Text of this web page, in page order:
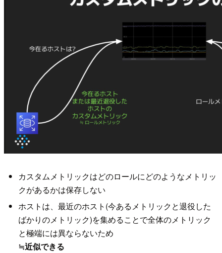
カスタムメトリックはどのロールにどのようなメトリッ
クがあるかは保存しない
ホストは、最近のホスト(今あるメトリックと退役した
ばかりのメトリック)を集めることで全体のメトリック
と極端には異ならないため
≒近似できる